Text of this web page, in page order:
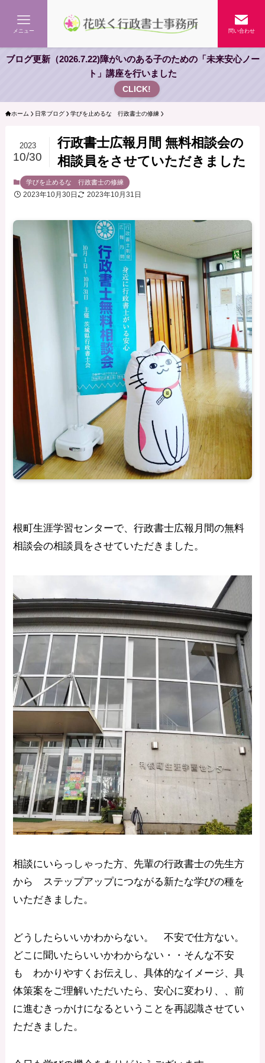
問い合わせ
メニュー
ブログ更新（2026.7.22)障がいのある子のための「未来安心ノー
ト」講座を行いました
CLICK!
ホーム 日常ブログ 学びを止めるな 行政書士の修練
行政書士広報月間 無料相談会の
相談員をさせていただきました
2023
10/30
学びを止めるな 行政書士の修練
2023年10月30日 2023年10月31日
根町生涯学習センターで、行政書士広報月間の無料
相談会の相談員をさせていただきました。
相談にいらっしゃった方、先輩の行政書士の先生方
から ステップアップにつながる新たな学びの種を
いただきました。
どうしたらいいかわからない。 不安で仕方ない。
どこに聞いたらいいかわからない・・そんな不安
も わかりやすくお伝えし、具体的なイメージ、具
体策案をご理解いただいたら、安心に変わり、、前
に進むきっかけになるということを再認識させてい
ただきました。